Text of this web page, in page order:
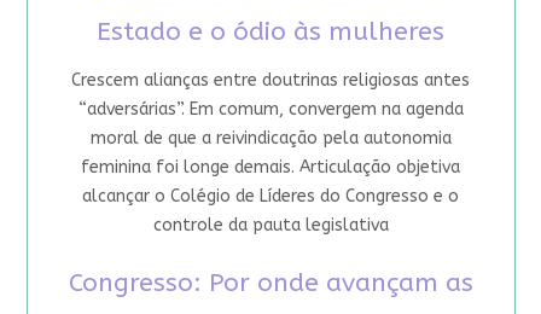
Estado e o ódio às mulheres
Crescem alianças entre doutrinas religiosas antes
“adversárias”. Em comum, convergem na agenda
moral de que a reivindicação pela autonomia
feminina foi longe demais. Articulação objetiva
alcançar o Colégio de Líderes do Congresso e o
controle da pauta legislativa
Congresso: Por onde avançam as